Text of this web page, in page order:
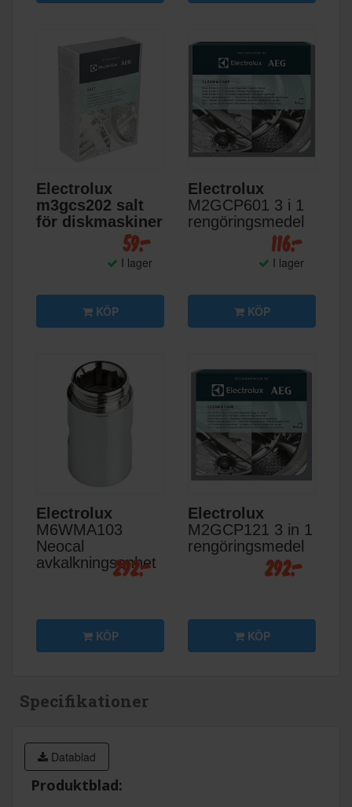
Electrolux
m3gcs202 salt
för diskmaskiner
59:-
I lager
KÖP
Electrolux
M2GCP601 3 i 1
rengöringsmedel
116:-
I lager
KÖP
Electrolux
M6WMA103
Neocal
avkalkningsenhet
292:-
KÖP
Electrolux
M2GCP121 3 in 1
rengöringsmedel
292:-
KÖP
Specifikationer
Datablad
Produktblad: